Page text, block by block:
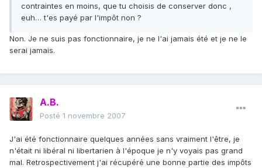
contraintes en moins, que tu choisis de conserver donc ,
euh… t'es payé par l'impôt non ?
Non. Je ne suis pas fonctionnaire, je ne l'ai jamais été et je ne le
serai jamais.
A.B.
Posté 1 novembre 2007
J'ai été fonctionnaire quelques années sans vraiment l'être, je
n'était ni libéral ni libertarien à l'époque je n'y voyais pas grand
mal. Retrospectivement j'ai récupéré une bonne partie des impôts